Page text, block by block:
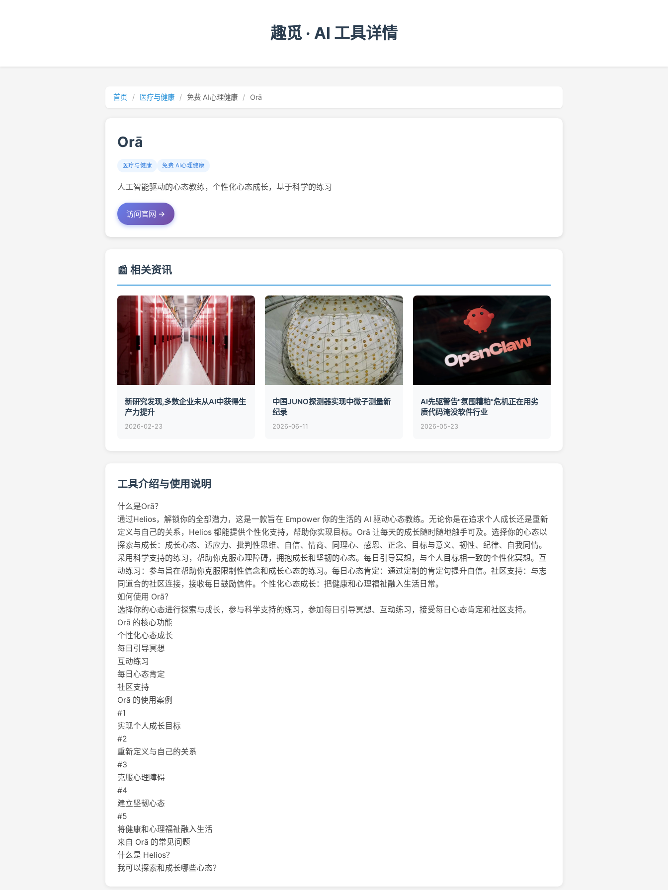
趣觅 · AI 工具详情
首页 / 医疗与健康 / 免费 AI心理健康 / Orā
Orā
医疗与健康 免费 AI心理健康
人工智能驱动的心态教练，个性化心态成长，基于科学的练习
访问官网 →
📰 相关资讯
新研究发现,多数企业未从AI中获得生
产力提升
2026-02-23
中国JUNO探测器实现中微子测量新
纪录
2026-06-11
AI先驱警告"氛围糟粕"危机正在用劣
质代码淹没软件行业
2026-05-23
工具介绍与使用说明
什么是Orā？
通过Helios，解锁你的全部潜力，这是一款旨在 Empower 你的生活的 AI 驱动心态教练。无论你是在追求个人成长还是重新
定义与自己的关系，Helios 都能提供个性化支持，帮助你实现目标。Orā 让每天的成长随时随地触手可及。选择你的心态以
探索与成长：成长心态、适应力、批判性思维、自信、情商、同理心、感恩、正念、目标与意义、韧性、纪律、自我同情。
采用科学支持的练习，帮助你克服心理障碍，拥抱成长和坚韧的心态。每日引导冥想，与个人目标相一致的个性化冥想。互
动练习：参与旨在帮助你克服限制性信念和成长心态的练习。每日心态肯定：通过定制的肯定句提升自信。社区支持：与志
同道合的社区连接，接收每日鼓励信件。个性化心态成长：把健康和心理福祉融入生活日常。
如何使用 Orā？
选择你的心态进行探索与成长，参与科学支持的练习，参加每日引导冥想、互动练习，接受每日心态肯定和社区支持。
Orā 的核心功能
个性化心态成长
每日引导冥想
互动练习
每日心态肯定
社区支持
Orā 的使用案例
#1
实现个人成长目标
#2
重新定义与自己的关系
#3
克服心理障碍
#4
建立坚韧心态
#5
将健康和心理福祉融入生活
来自 Orā 的常见问题
什么是 Helios？
我可以探索和成长哪些心态？